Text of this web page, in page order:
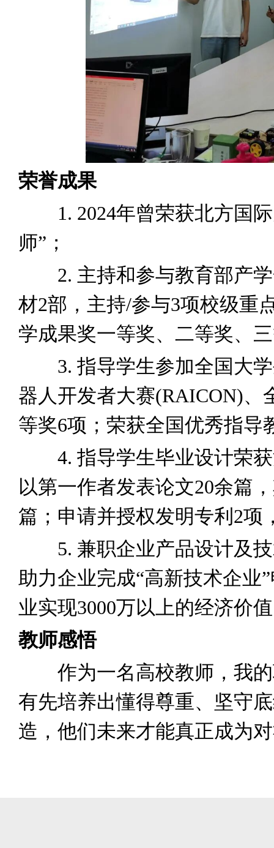
荣誉成果
1. 2024年曾荣获北方国际
师”；
2. 主持和参与教育部产学
材2部，主持/参与3项校级重
学成果奖一等奖、二等奖、
3. 指导学生参加全国大学
器人开发者大赛(RAICON)、
等奖6项；荣获全国优秀指导
4. 指导学生毕业设计荣获
以第一作者发表论文20余篇
篇；申请并授权发明专利2项
5. 兼职企业产品设计及技
助力企业完成“高新技术企业
业实现3000万以上的经济价
教师感悟
作为一名高校教师，我的
有先培养出懂得尊重、坚守
造，他们未来才能真正成为